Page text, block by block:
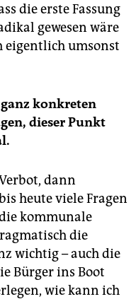
die erste Fassung
gewesen wäre
eigentlich umsonst
konkreten
dieser Punkt
dann
heute viele Fragen
kommunale
die
wichtig – auch die
Bürger ins Boot
wie kann ich